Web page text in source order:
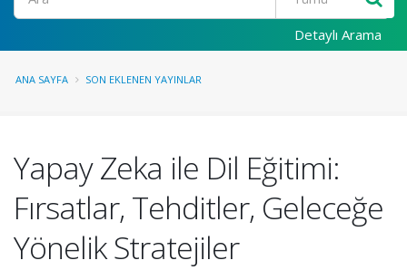
Detaylı Arama
ANA SAYFA SON EKLENEN YAYINLAR
Yapay Zeka ile Dil Eğitimi:
Fırsatlar, Tehditler, Geleceğe
Yönelik Stratejiler